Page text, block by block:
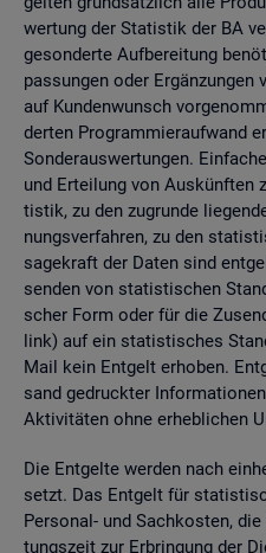
wer­tung der Sta­tis­tik der BA
ge­son­der­te Auf­be­rei­tung
pas­sun­gen oder Er­gän­zun­gen
auf Kun­den­wunsch
der­ten Pro­gram­mier­auf­wand
Son­der­aus­wer­tun­gen.
und Er­tei­lung von Aus­künf­ten
tis­tik, zu den zu­grun­de
nungs­ver­fah­ren, zu den
sa­ge­kraft der Daten sind
sen­den von sta­tis­ti­schen
scher Form oder für die
link) auf ein sta­tis­ti­sches
Mail kein Ent­gelt er­ho­ben.
sand ge­druck­ter
Ak­ti­vi­tä­ten ohne er­heb­li­chen
Die Ent­gel­te wer­den nach
setzt. Das Ent­gelt für
Per­so­nal- und Sach­kos­ten,
tungs­zeit zur Er­brin­gung der